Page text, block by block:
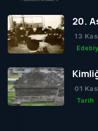
20.
13
01
Tarih